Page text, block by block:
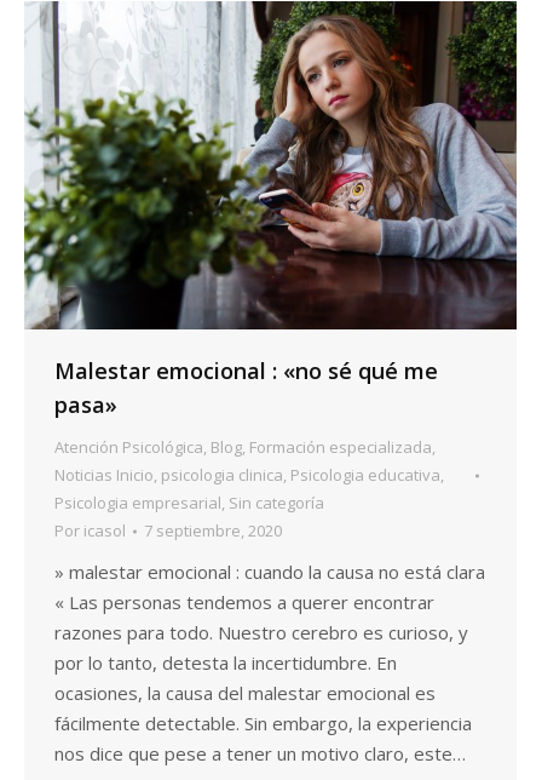
Malestar emocional : «no sé qué me
pasa»
Atención Psicológica, Blog, Formación especializada,
Noticias Inicio, psicologia clinica, Psicologia educativa,
Psicologia empresarial, Sin categoría
Por icasol 7 septiembre, 2020
» malestar emocional : cuando la causa no está clara
« Las personas tendemos a querer encontrar
razones para todo. Nuestro cerebro es curioso, y
por lo tanto, detesta la incertidumbre. En
ocasiones, la causa del malestar emocional es
fácilmente detectable. Sin embargo, la experiencia
nos dice que pese a tener un motivo claro, este…